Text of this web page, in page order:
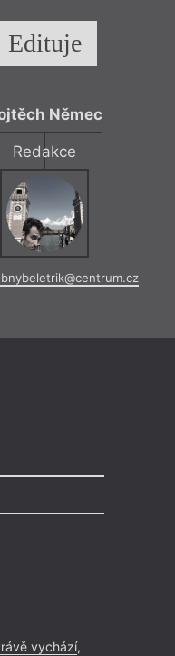
Edituje
Němec
Redakce
vychází,